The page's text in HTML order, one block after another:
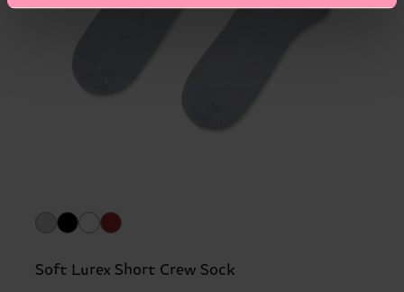
Soft Lurex Short Crew Sock